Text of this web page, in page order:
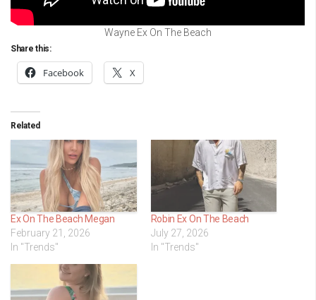
Wayne Ex On The Beach
Share this:
Facebook X
Related
Ex On The Beach Megan
February 21, 2026
In "Trends"
Robin Ex On The Beach
July 27, 2026
In "Trends"